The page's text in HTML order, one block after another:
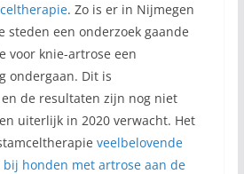
. Zo is er in Nijmegen
steden een onderzoek gaande
voor knie-artrose een
ondergaan. Dit is
en de resultaten zijn nog niet
uiterlijk in 2020 verwacht. Het
veelbelovende
honden met artrose aan de